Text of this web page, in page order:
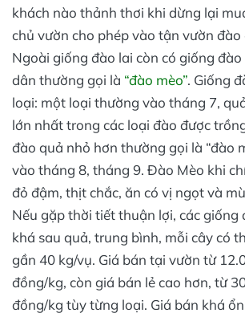
khách nào thảnh thơi khi dừng lại
chủ vườn cho phép vào tận vườn đào
Ngoài giống đào lai còn có giống
dân thường gọi là “đào mèo”. Giống
loại: một loại thường vào tháng 7,
lớn nhất trong các loại đào được
đào quả nhỏ hơn thường gọi là “đào
vào tháng 8, tháng 9. Đào Mèo khi
đỏ đậm, thịt chắc, ăn có vị ngọt và
Nếu gặp thời tiết thuận lợi, các giống
khá sau quả, trung bình, mỗi cây có
gần 40 kg/vụ. Giá bán tại vườn từ
đồng/kg, còn giá bán lẻ cao hơn, từ
đồng/kg tùy từng loại. Giá bán khá